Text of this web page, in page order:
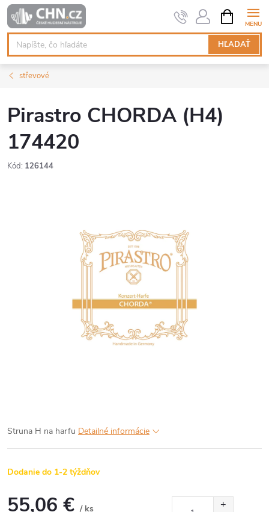
Prejsť
na
obsah
HĽADAŤ
KOŠÍK
střevové
Pirastro CHORDA (H4)
174420
Kód: 126144
Struna H na harfu Detailné informácie
Dodanie do 1-2 týždňov
55,06 € / ks